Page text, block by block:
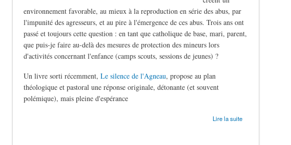
environnement favorable, au mieux à la reproduction en série des abus, par
l'impunité des agresseurs, et au pire à l'émergence de ces abus. Trois ans ont
passé et toujours cette question : en tant que catholique de base, mari, parent,
que puis-je faire au-delà des mesures de protection des mineurs lors
d'activités concernant l'enfance (camps scouts, sessions de jeunes) ?
Un livre sorti récemment,Le silence de l'Agneau, propose au plan
théologique et pastoral une réponse originale, détonante (et souvent
polémique), mais pleine d'espérance
Lire la suite